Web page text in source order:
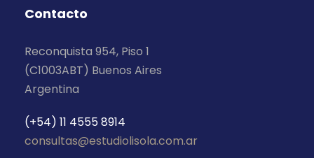
Contacto
Reconquista 954, Piso 1
(C1003ABT) Buenos Aires
Argentina
(+54) 11 4555 8914
consultas@estudiolisola.com.ar